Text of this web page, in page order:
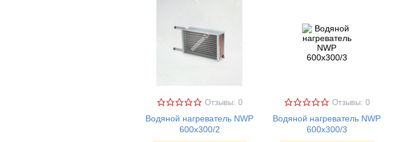
Отзывы: 0
Водяной нагреватель NWP
600х300/2
Отзывы: 0
Водяной нагреватель NWP
600х300/3